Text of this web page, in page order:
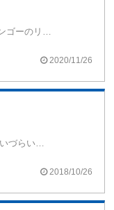
うーん(・・;)))汗 どうでしょうか？(゜゜;)マンゴーのリキッドって個人的には、むちゃくちゃ好きなんですけど～( ；∀；)これはあんまりはまれなかったでしょうかm(。≧Д≦。)m不味いとかではないのかもですが、人によるかな？
2020/11/26
マンゴーの青臭さが苦手な僕は、ちょっと吸いづらい感じでした。
かなぁ
2018/10/26